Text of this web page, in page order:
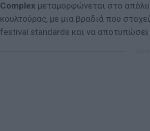
Complex μεταμορφώνεται στο
κουλτούρας, με μια βραδιά που
festival standards και να